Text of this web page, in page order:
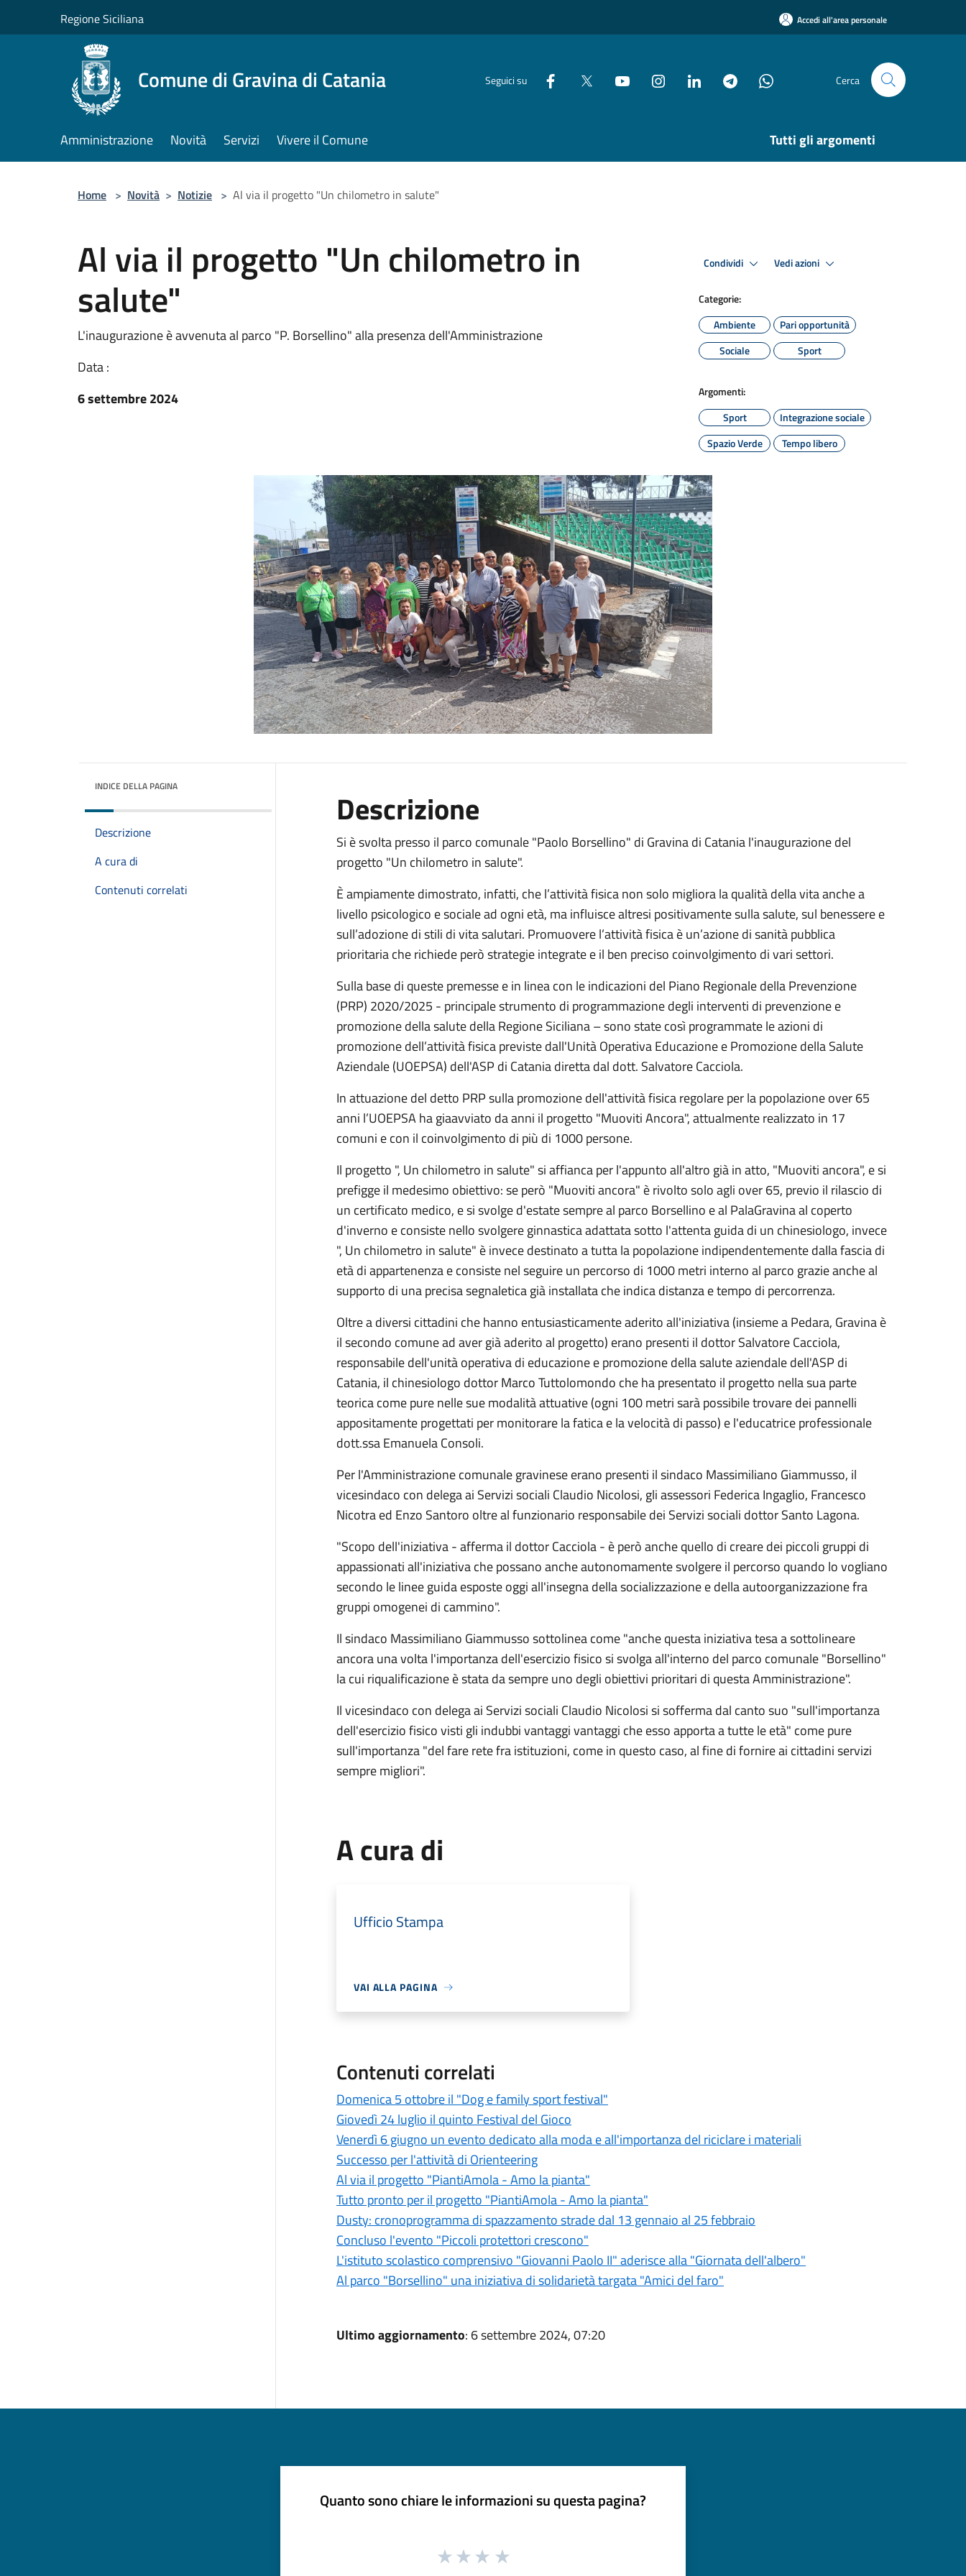
Regione Siciliana Accedi all'area personale
Comune di Gravina di Catania Seguici su Cerca
Amministrazione Novità Servizi Vivere il Comune Tutti gli argomenti
Home > Novità > Notizie > Al via il progetto "Un chilometro in salute"
Al via il progetto "Un chilometro in
salute"
L'inaugurazione è avvenuta al parco "P. Borsellino" alla presenza dell'Amministrazione
Data :
6 settembre 2024
Condividi Vedi azioni
Categorie:
Ambiente
Pari opportunità
Sociale
Sport
Argomenti:
Sport
Integrazione sociale
Spazio Verde
Tempo libero
INDICE DELLA PAGINA
Descrizione
A cura di
Contenuti correlati
Descrizione
Si è svolta presso il parco comunale "Paolo Borsellino" di Gravina di Catania l'inaugurazione del
progetto "Un chilometro in salute".
È ampiamente dimostrato, infatti, che l’attività fisica non solo migliora la qualità della vita anche a
livello psicologico e sociale ad ogni età, ma influisce altresi positivamente sulla salute, sul benessere e
sull’adozione di stili di vita salutari. Promuovere l’attività fisica è un’azione di sanità pubblica
prioritaria che richiede però strategie integrate e il ben preciso coinvolgimento di vari settori.
Sulla base di queste premesse e in linea con le indicazioni del Piano Regionale della Prevenzione
(PRP) 2020/2025 - principale strumento di programmazione degli interventi di prevenzione e
promozione della salute della Regione Siciliana – sono state così programmate le azioni di
promozione dell’attività fisica previste dall'Unità Operativa Educazione e Promozione della Salute
Aziendale (UOEPSA) dell'ASP di Catania diretta dal dott. Salvatore Cacciola.
In attuazione del detto PRP sulla promozione dell'attività fisica regolare per la popolazione over 65
anni l’UOEPSA ha giaavviato da anni il progetto "Muoviti Ancora", attualmente realizzato in 17
comuni e con il coinvolgimento di più di 1000 persone.
Il progetto ", Un chilometro in salute" si affianca per l'appunto all'altro già in atto, "Muoviti ancora", e si
prefigge il medesimo obiettivo: se però "Muoviti ancora" è rivolto solo agli over 65, previo il rilascio di
un certificato medico, e si svolge d'estate sempre al parco Borsellino e al PalaGravina al coperto
d'inverno e consiste nello svolgere ginnastica adattata sotto l'attenta guida di un chinesiologo, invece
", Un chilometro in salute" è invece destinato a tutta la popolazione indipendentemente dalla fascia di
età di appartenenza e consiste nel seguire un percorso di 1000 metri interno al parco grazie anche al
supporto di una precisa segnaletica già installata che indica distanza e tempo di percorrenza.
Oltre a diversi cittadini che hanno entusiasticamente aderito all'iniziativa (insieme a Pedara, Gravina è
il secondo comune ad aver già aderito al progetto) erano presenti il dottor Salvatore Cacciola,
responsabile dell'unità operativa di educazione e promozione della salute aziendale dell'ASP di
Catania, il chinesiologo dottor Marco Tuttolomondo che ha presentato il progetto nella sua parte
teorica come pure nelle sue modalità attuative (ogni 100 metri sarà possibile trovare dei pannelli
appositamente progettati per monitorare la fatica e la velocità di passo) e l'educatrice professionale
dott.ssa Emanuela Consoli.
Per l'Amministrazione comunale gravinese erano presenti il sindaco Massimiliano Giammusso, il
vicesindaco con delega ai Servizi sociali Claudio Nicolosi, gli assessori Federica Ingaglio, Francesco
Nicotra ed Enzo Santoro oltre al funzionario responsabile dei Servizi sociali dottor Santo Lagona.
"Scopo dell'iniziativa - afferma il dottor Cacciola - è però anche quello di creare dei piccoli gruppi di
appassionati all'iniziativa che possano anche autonomamente svolgere il percorso quando lo vogliano
secondo le linee guida esposte oggi all'insegna della socializzazione e della autoorganizzazione fra
gruppi omogenei di cammino".
Il sindaco Massimiliano Giammusso sottolinea come "anche questa iniziativa tesa a sottolineare
ancora una volta l'importanza dell'esercizio fisico si svolga all'interno del parco comunale "Borsellino"
la cui riqualificazione è stata da sempre uno degli obiettivi prioritari di questa Amministrazione".
Il vicesindaco con delega ai Servizi sociali Claudio Nicolosi si sofferma dal canto suo "sull'importanza
dell'esercizio fisico visti gli indubbi vantaggi vantaggi che esso apporta a tutte le età" come pure
sull'importanza "del fare rete fra istituzioni, come in questo caso, al fine di fornire ai cittadini servizi
sempre migliori".
A cura di
Ufficio Stampa
VAI ALLA PAGINA
Contenuti correlati
Domenica 5 ottobre il "Dog e family sport festival"
Giovedì 24 luglio il quinto Festival del Gioco
Venerdì 6 giugno un evento dedicato alla moda e all'importanza del riciclare i materiali
Successo per l'attività di Orienteering
Al via il progetto "PiantiAmola - Amo la pianta"
Tutto pronto per il progetto "PiantiAmola - Amo la pianta"
Dusty: cronoprogramma di spazzamento strade dal 13 gennaio al 25 febbraio
Concluso l'evento "Piccoli protettori crescono"
L'istituto scolastico comprensivo "Giovanni Paolo II" aderisce alla "Giornata dell'albero"
Al parco "Borsellino" una iniziativa di solidarietà targata "Amici del faro"
Ultimo aggiornamento: 6 settembre 2024, 07:20
Quanto sono chiare le informazioni su questa pagina?